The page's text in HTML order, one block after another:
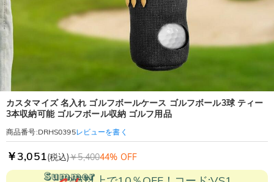
カスタマイズ 名入れ ゴルフボールケース ゴルフボール3球 ティー
3本収納可能 ゴルフボール収納 ゴルフ用品
商品番号:DRHS0395レビューを書く
￥3,051(税込)￥5,40044% OFF